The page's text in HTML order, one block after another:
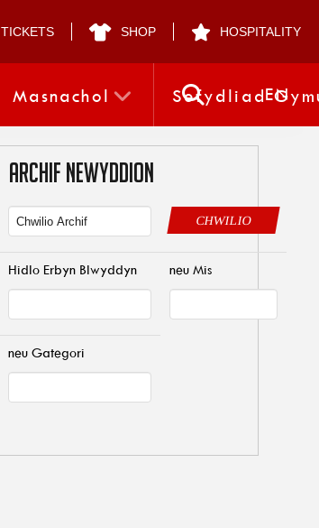
TICKETS SHOP HOSPITALITY
Masnachol SefydliadEN
ARCHIF NEWYDDION
CHWILIO
Hidlo Erbyn Blwyddyn neu Mis
neu Gategori